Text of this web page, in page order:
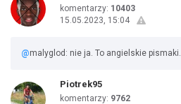
komentarzy: 10403
15.05.2023, 15:04
@malyglod: nie ja. To angielskie pismaki.
Piotrek95
komentarzy: 9762